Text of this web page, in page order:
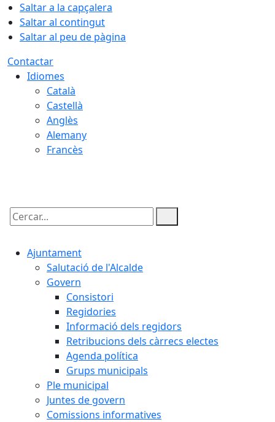
Saltar a la capçalera
Saltar al contingut
Saltar al peu de pàgina
Contactar
Idiomes
Català
Castellà
Anglès
Alemany
Francès
Cercar:
Ajuntament
Salutació de l'Alcalde
Govern
Consistori
Regidories
Informació dels regidors
Retribucions dels càrrecs electes
Agenda política
Grups municipals
Ple municipal
Juntes de govern
Comissions informatives